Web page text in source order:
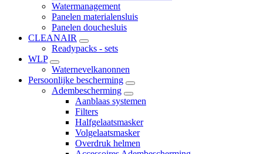
Watermanagement
Panelen materialensluis
Panelen douchesluis
CLEANAIR
Readypacks - sets
WLP
Waternevelkanonnen
Persoonlijke bescherming
Adembescherming
Aanblaas systemen
Filters
Halfgelaatsmasker
Volgelaatsmasker
Overdruk helmen